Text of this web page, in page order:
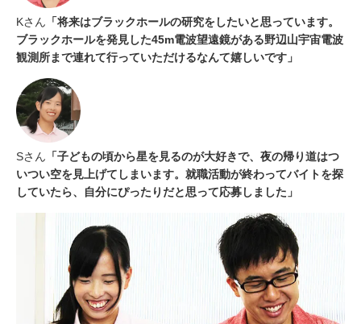
Kさん 「将来はブラックホールの研究をしたいと思っています。
ブラックホールを発見した45m電波望遠鏡がある野辺山宇宙電波
観測所まで連れて行っていただけるなんて嬉しいです」
Sさん 「子どもの頃から星を見るのが大好きで、夜の帰り道はつ
いつい空を見上げてしまいます。就職活動が終わってバイトを探
していたら、自分にぴったりだと思って応募しました」